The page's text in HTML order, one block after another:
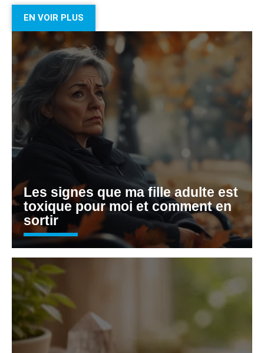
EN VOIR PLUS
Les signes que ma fille adulte est
toxique pour moi et comment en
sortir